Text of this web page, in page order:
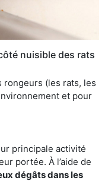
nuisible des rats
rongeurs (les rats, les
et pour
principale activité
portée. À l’aide de
dégâts dans les